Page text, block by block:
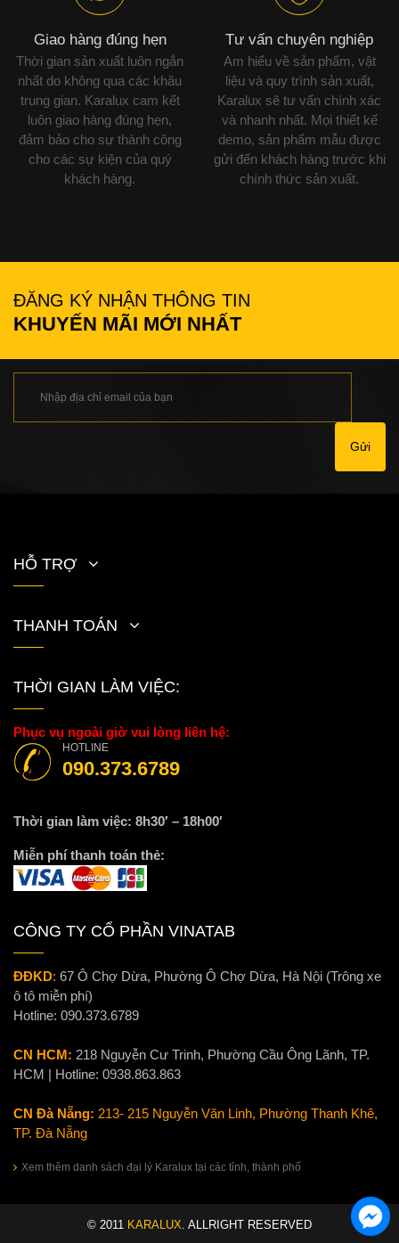
Giao hàng đúng hẹn
Thời gian sản xuất luôn ngắn
nhất do không qua các khâu
trung gian. Karalux cam kết
luôn giao hàng đúng hẹn,
đảm bảo cho sự thành công
cho các sự kiện của quý
khách hàng.
Tư vấn chuyên nghiệp
Am hiểu về sản phẩm, vật
liệu và quy trình sản xuất,
Karalux sẽ tư vấn chính xác
và nhanh nhất. Mọi thiết kế
demo, sản phẩm mẫu được
gửi đến khách hàng trước khi
chính thức sản xuất.
ĐĂNG KÝ NHẬN THÔNG TIN
KHUYẾN MÃI MỚI NHẤT
Gửi
HỖ TRỢ
THANH TOÁN
THỜI GIAN LÀM VIỆC:
Phục vụ ngoài giờ vui lòng liên hệ:
HOTLINE
090.373.6789
Thời gian làm việc: 8h30′ – 18h00′
Miễn phí thanh toán thẻ:
CÔNG TY CỔ PHẦN VINATAB
ĐĐKD: 67 Ô Chợ Dừa, Phường Ô Chợ Dừa, Hà Nội (Trông xe
ô tô miễn phí)
Hotline: 090.373.6789
CN HCM: 218 Nguyễn Cư Trinh, Phường Cầu Ông Lãnh, TP.
HCM | Hotline: 0938.863.863
CN Đà Nẵng: 213- 215 Nguyễn Văn Linh, Phường Thanh Khê,
TP. Đà Nẵng
Xem thêm danh sách đại lý Karalux tại các tỉnh, thành phố
© 2011 KARALUX . ALLRIGHT RESERVED